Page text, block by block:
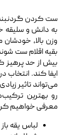
ست کردن گردنبند
به دانش و سلیقه
وزن بالا،
بقیه اقلام ست
بیش از حد پرهیز
ایفا کند. انتخاب
می‌تواند تاثیر
رو بهترین
معرفی خواهیم
لباس یقه